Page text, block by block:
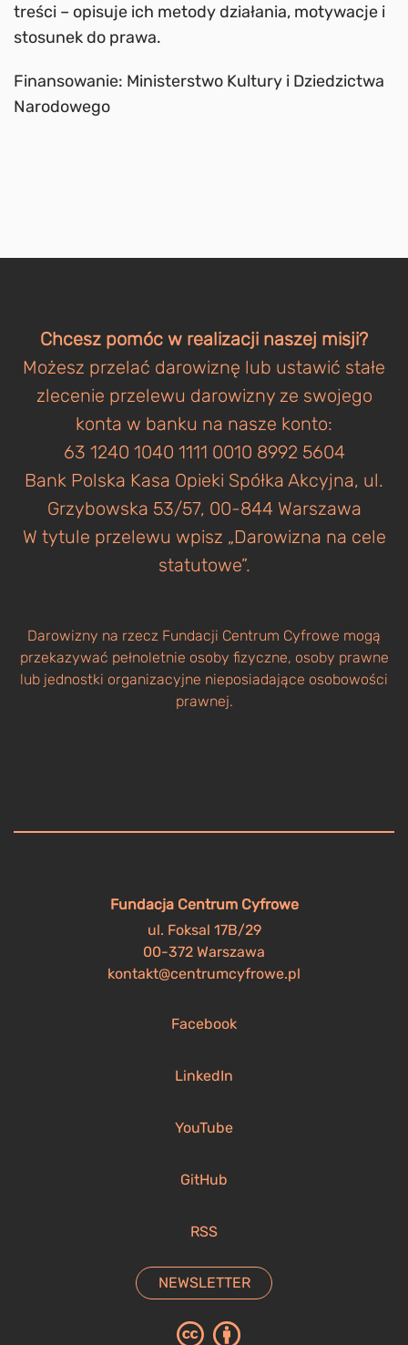
treści – opisuje ich metody działania, motywacje i
stosunek do prawa.
Finansowanie: Ministerstwo Kultury i Dziedzictwa
Narodowego
Chcesz pomóc w realizacji naszej misji?
Możesz przelać darowiznę lub ustawić stałe
zlecenie przelewu darowizny ze swojego
konta w banku na nasze konto:
63 1240 1040 1111 0010 8992 5604
Bank Polska Kasa Opieki Spółka Akcyjna, ul.
Grzybowska 53/57, 00-844 Warszawa
W tytule przelewu wpisz „Darowizna na cele
statutowe”.
Darowizny na rzecz Fundacji Centrum Cyfrowe mogą
przekazywać pełnoletnie osoby fizyczne, osoby prawne
lub jednostki organizacyjne nieposiadające osobowości
prawnej.
Fundacja Centrum Cyfrowe
ul. Foksal 17B/29
00-372 Warszawa
kontakt@centrumcyfrowe.pl
Facebook
LinkedIn
YouTube
GitHub
RSS
NEWSLETTER